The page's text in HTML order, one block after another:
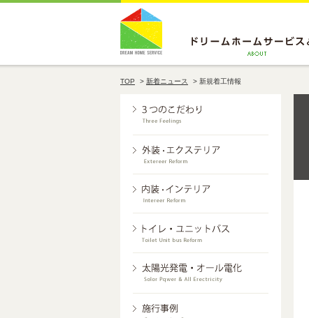
TOP > 新着ニュース > 新規着工情報